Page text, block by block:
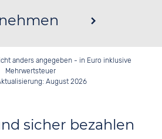
anders angegeben - in Euro inklusive
Mehrwertsteuer
August 2026
sicher bezahlen